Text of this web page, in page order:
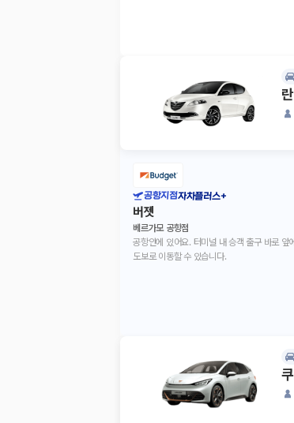
공항지점자차플러스+
버젯
베르가모 공항점
공항안에 있어요. 터미널 내 승객 출구 바로 앞
도보로 이동할 수 있습니다.